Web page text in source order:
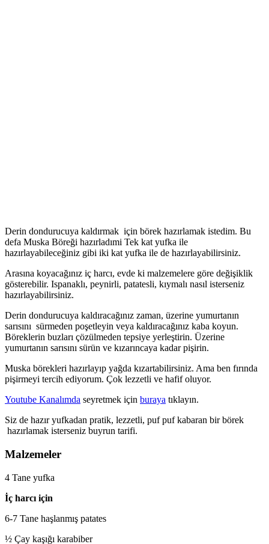
Derin dondurucuya kaldırmak için börek hazırlamak istedim. Bu
defa Muska Böreği hazırladımi Tek kat yufka ile
hazırlayabileceğiniz gibi iki kat yufka ile de hazırlayabilirsiniz.
Arasına koyacağınız iç harcı, evde ki malzemelere göre değişiklik
gösterebilir. Ispanaklı, peynirli, patatesli, kıymalı nasıl isterseniz
hazırlayabilirsiniz.
Derin dondurucuya kaldıracağınız zaman, üzerine yumurtanın
sarısını sürmeden poşetleyin veya kaldıracağınız kaba koyun.
Böreklerin buzları çözülmeden tepsiye yerleştirin. Üzerine
yumurtanın sarısını sürün ve kızarıncaya kadar pişirin.
Muska börekleri hazırlayıp yağda kızartabilirsiniz. Ama ben fırında
pişirmeyi tercih ediyorum. Çok lezzetli ve hafif oluyor.
Youtube Kanalımda seyretmek için buraya tıklayın.
Siz de hazır yufkadan pratik, lezzetli, puf puf kabaran bir börek
hazırlamak isterseniz buyrun tarifi.
Malzemeler
4 Tane yufka
İç harcı için
6-7 Tane haşlanmış patates
½ Çay kaşığı karabiber